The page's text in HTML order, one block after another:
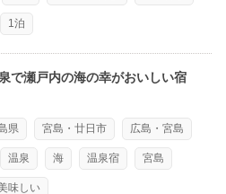
1泊
で瀬戸内の海の幸がおいしい宿
県 宮島・廿日市 広島・宮島
温泉 海 温泉宿 宮島
味しい